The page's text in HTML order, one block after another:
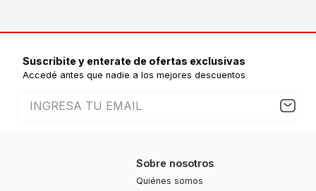
Suscribite y enterate de ofertas exclusivas
Accedé antes que nadie a los mejores descuentos
Sobre nosotros
Quiénes somos